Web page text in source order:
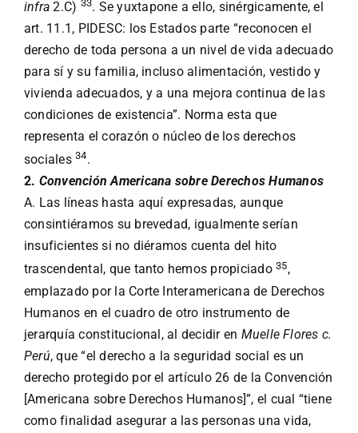
infra 2.C) 33. Se yuxtapone a ello, sinérgicamente, el
art. 11.1, PIDESC: los Estados parte “reconocen el
derecho de toda persona a un nivel de vida adecuado
para sí y su familia, incluso alimentación, vestido y
vivienda adecuados, y a una mejora continua de las
condiciones de existencia”. Norma esta que
representa el corazón o núcleo de los derechos
sociales34.
2. Convención Americana sobre Derechos Humanos
A. Las líneas hasta aquí expresadas, aunque
consintiéramos su brevedad, igualmente serían
insuficientes si no diéramos cuenta del hito
trascendental, que tanto hemos propiciado35,
emplazado por la Corte Interamericana de Derechos
Humanos en el cuadro de otro instrumento de
jerarquía constitucional, al decidir en Muelle Flores c.
Perú, que “el derecho a la seguridad social es un
derecho protegido por el artículo 26 de la Convención
[Americana sobre Derechos Humanos]”, el cual “tiene
como finalidad asegurar a las personas una vida,